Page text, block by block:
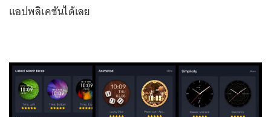
แอปพลิเคชันได้เลย